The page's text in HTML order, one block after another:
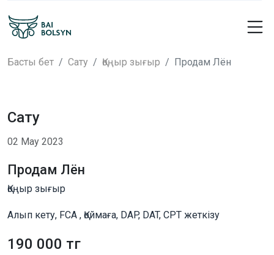
Басты бет Сату Қоңыр зығыр Продам Лён
Сату
02 Мау 2023
Продам Лён
Қоңыр зығыр
Алып кету, FCA , Қоймаға, DAP, DAT, CPT жеткізу
190 000 тг